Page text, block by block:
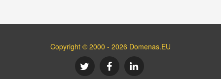
Copyright © 2000 - 2026 Domenas.EU